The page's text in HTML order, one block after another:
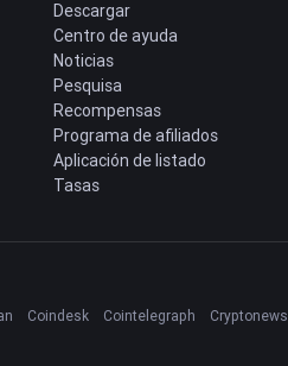
Descargar
Centro de ayuda
Noticias
Pesquisa
Recompensas
Programa de afiliados
Aplicación de listado
Tasas
Coindesk Cointelegraph Cryptonews